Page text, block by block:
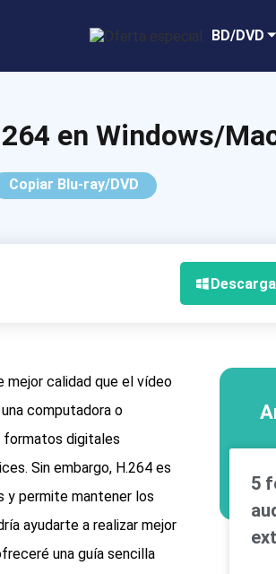
BD/DVD
en Windows/
Copiar Blu-ray/DVD
mejor calidad que el vídeo
computadora o
formatos digitales
Sin embargo, H.264 es
y permite mantener los
ayudarte a realizar mejor
una guía sencilla
5